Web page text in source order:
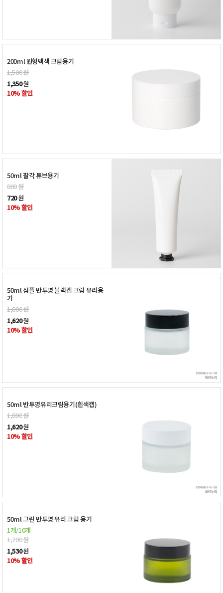
200ml 원형백색 크림용기
1,500원
1,350원
10% 할인
50ml 팔각 튜브용기
800원
720원
10% 할인
50ml 심플 반투명 블랙캡 크림 유리용
기
1,800원
1,620원
10% 할인
50ml 반투명유리크림용기(흰색캡)
1,800원
1,620원
10% 할인
50ml 그린 반투명 유리 크림 용기
1개/10개
1,700원
1,530원
10% 할인